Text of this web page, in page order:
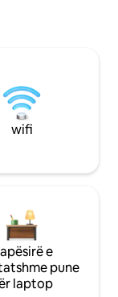
wifi
e
pune
laptop